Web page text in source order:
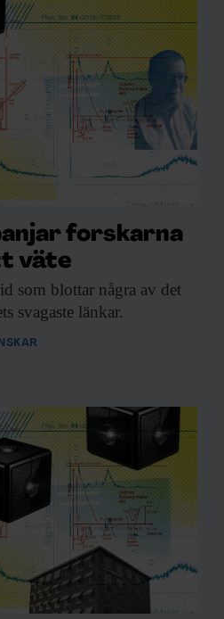
forskarna
väte
som blottar några av det
svagaste länkar.